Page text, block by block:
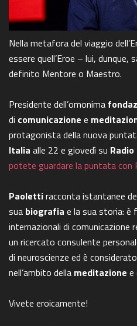
Nella metafora del viaggio
essere quell’Eroe – lui, dunque,
definito Mentore o Maestro.
Presidente dell’omonima
di comunicazione e
protagonista della nuova
Italia alle 22 e giovedì su
potete guardare la puntata con
Paolettiracconta istantanee
sua biografia e la sua storia: è
internazionali di comunicazione
un ricercato consulente
di neuroscienze ed è
nell’ambito della meditazione e
Vivete eroicamente!